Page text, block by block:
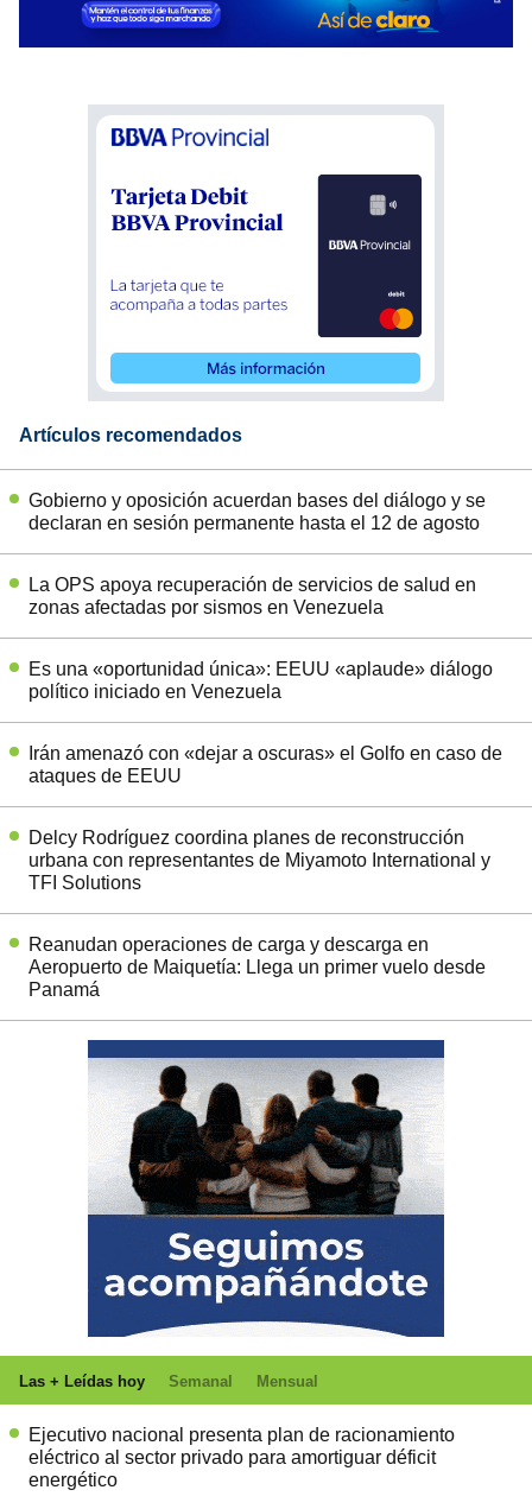
Artículos recomendados
Gobierno y oposición acuerdan bases del diálogo y se
declaran en sesión permanente hasta el 12 de agosto
La OPS apoya recuperación de servicios de salud en
zonas afectadas por sismos en Venezuela
Es una «oportunidad única»: EEUU «aplaude» diálogo
político iniciado en Venezuela
Irán amenazó con «dejar a oscuras» el Golfo en caso de
ataques de EEUU
Delcy Rodríguez coordina planes de reconstrucción
urbana con representantes de Miyamoto International y
TFI Solutions
Reanudan operaciones de carga y descarga en
Aeropuerto de Maiquetía: Llega un primer vuelo desde
Panamá
Las + Leídas hoy Semanal Mensual
Ejecutivo nacional presenta plan de racionamiento
eléctrico al sector privado para amortiguar déficit
energético